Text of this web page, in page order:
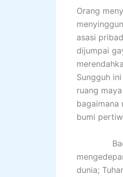
Orang
asasi
dijumpai
Sungguh
ruang
bagaimana
bumi
Bacaan
dunia;